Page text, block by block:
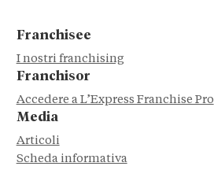
Franchisee
I nostri franchising
Franchisor
Accedere a L’Express Franchise Pro
Media
Articoli
Scheda informativa